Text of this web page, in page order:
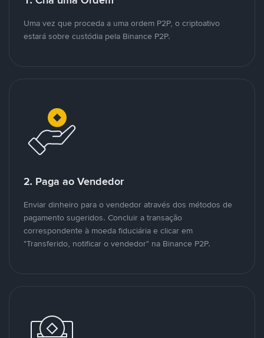
Uma vez que proceda a uma ordem P2P, o criptoativo
estará sobre custódia pela Binance P2P.
2. Paga ao Vendedor
Enviar dinheiro para o vendedor através dos métodos de
pagamento sugeridos. Concluir a transação
correspondente à moeda fiduciária e clicar em
"Transferido, notificar o vendedor" na Binance P2P.